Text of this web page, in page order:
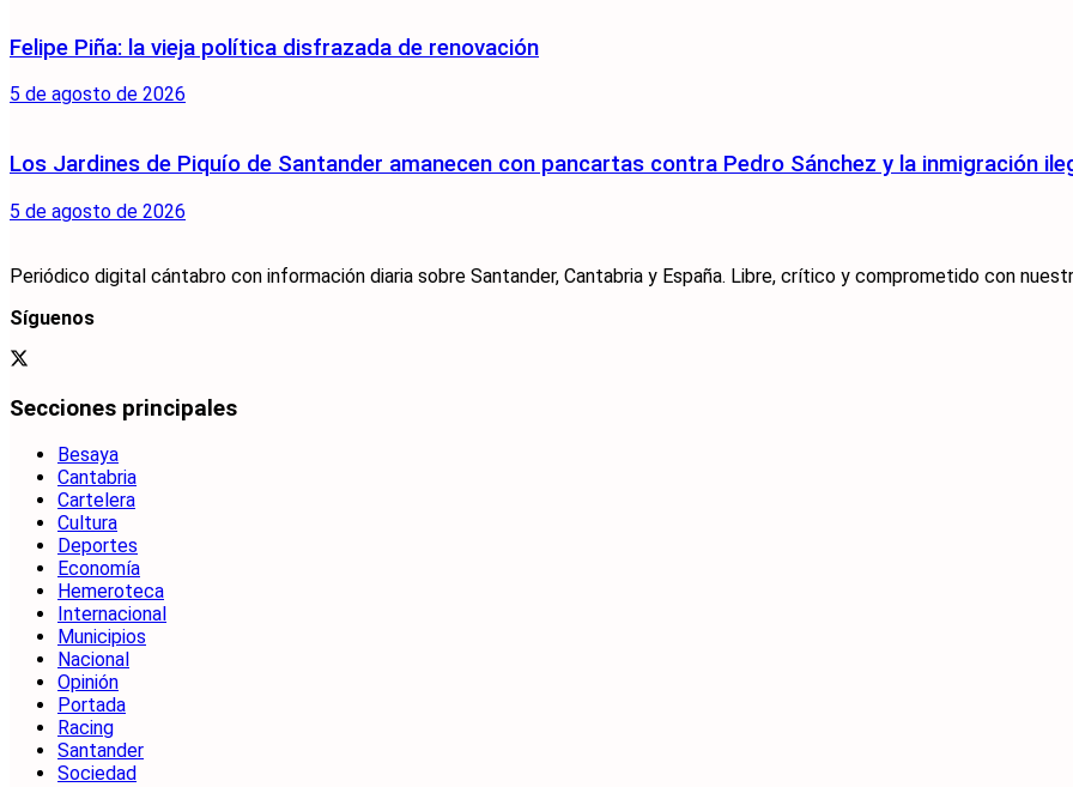
Felipe Piña: la vieja política disfrazada de renovación
5 de agosto de 2026
Los Jardines de Piquío de Santander amanecen con pancartas contra Pedro Sánchez y la inmigración
5 de agosto de 2026
Periódico digital cántabro con información diaria sobre Santander, Cantabria y España. Libre, crítico y comprometido con
Síguenos
Secciones principales
Besaya
Cantabria
Cartelera
Cultura
Deportes
Economía
Hemeroteca
Internacional
Municipios
Nacional
Opinión
Portada
Racing
Santander
Sociedad